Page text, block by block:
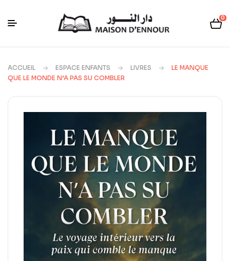
0
ACCUEIL ESPACE ENFANTS LIVRES
LE MANQUE
QUE LE MONDE N’A PAS SU COMBLER